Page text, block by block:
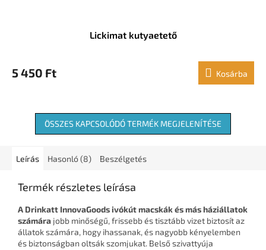
Lickimat kutyaetető
5 450 Ft Kosárba
ÖSSZES KAPCSOLÓDÓ TERMÉK MEGJELENÍTÉSE
Leírás Hasonló (8) Beszélgetés
Termék részletes leírása
A Drinkatt InnovaGoods ivókút macskák és más háziállatok
számára jobb minőségű, frissebb és tisztább vizet biztosít az
állatok számára, hogy ihassanak, és nagyobb kényelemben
és biztonságban oltsák szomjukat. Belső szivattyúja